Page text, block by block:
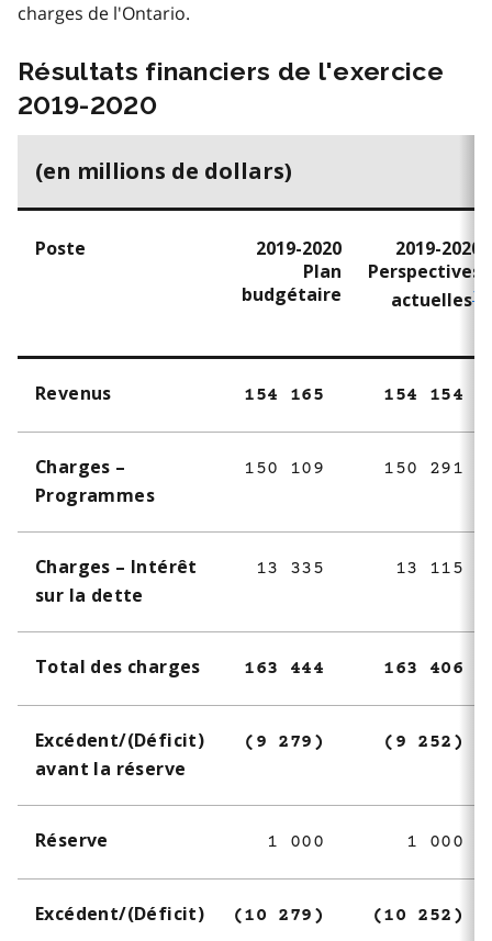
charges de l'Ontario.
Résultats financiers de l'exercice
2019-2020
(en millions de dollars)
Poste
2019-2020
Plan
budgétaire
2019-2020
Perspectives
actuelles1
Revenus 154 165 154 154
Charges –
Programmes
150 109 150 291
Charges – Intérêt
sur la dette
13 335 13 115
Total des charges 163 444 163 406
Excédent/(Déficit)
avant la réserve
(9 279) (9 252)
Réserve 1 000 1 000
Excédent/(Déficit) (10 279) (10 252)